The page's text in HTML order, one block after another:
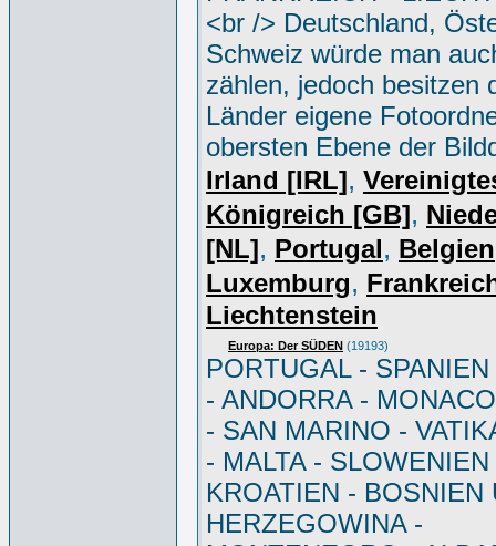
<br /> Deutschland,
Schweiz würde man
zählen, jedoch besitzen
Länder eigene
obersten Ebene der
Irland [IRL],
Königreich [GB],
[NL], Portugal, Belgien
Luxemburg,
Liechtenstein
Europa: Der SÜDEN (19193)
PORTUGAL -
- ANDORRA -
- SAN MARINO -
- MALTA - SLOWENIEN
KROATIEN - BOSNIEN
HERZEGOWINA -